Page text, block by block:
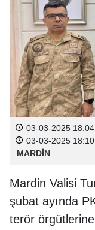
03-03-2025 18:04
03-03-2025 18:10
MARDİN
Mardin Valisi
şubat ayında
terör